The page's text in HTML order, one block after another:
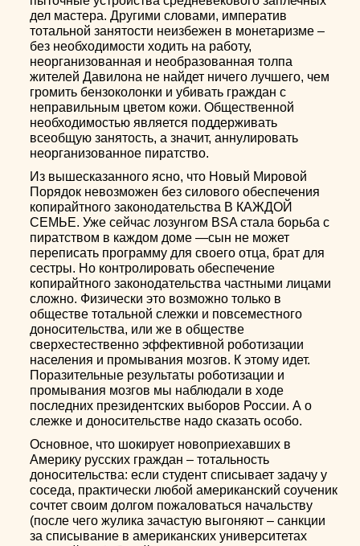
дел мастера. Другими словами, императив
тотальной занятости неизбежен в монетаризме –
без необходимости ходить на работу,
неорганизованная и необразованная толпа
жителей Давилона не найдет ничего лучшего, чем
громить бензоколонки и убивать граждан с
неправильным цветом кожи. Общественной
необходимостью является поддерживать
всеобщую занятость, а значит, аннулировать
неорганизованное пиратство.
Из вышесказанного ясно, что Новый Мировой
Порядок невозможен без силового обеспечения
копирайтного законодательства В КАЖДОЙ
СЕМЬЕ. Уже сейчас лозунгом BSA стала борьба с
пиратством в каждом доме —сын не может
переписать программу для своего отца, брат для
сестры. Но контролировать обеспечение
копирайтного законодательства частными лицами
сложно. Физически это возможно только в
обществе тотальной слежки и повсеместного
доносительства, или же в обществе
сверхестественно эффективной роботизации
населения и промывания мозгов. К этому идет.
Поразительные результаты роботизации и
промывания мозгов мы наблюдали в ходе
последних президентских выборов России. А о
слежке и доносительстве надо сказать особо.
Основное, что шокирует новоприехавших в
Америку русских граждан – тотальность
доносительства: если студент списывает задачу у
соседа, практически любой американский соученик
сочтет своим долгом пожаловаться начальству
(после чего жулика зачастую выгоняют – санкции
за списывание в американских университетах